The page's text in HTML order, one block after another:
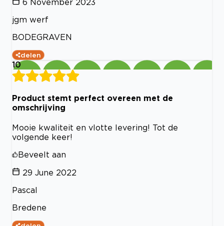
jgm werf
BODEGRAVEN
delen
10
Product stemt perfect overeen met de
omschrijving
Mooie kwaliteit en vlotte levering! Tot de
volgende keer!
Beveelt aan
29 June 2022
Pascal
Bredene